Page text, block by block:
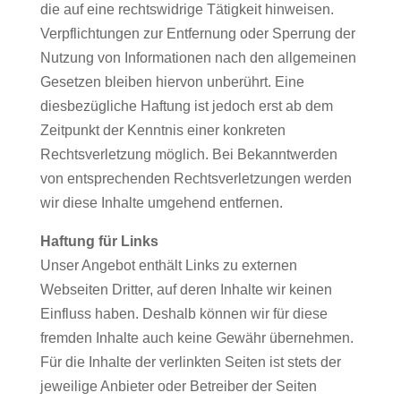
die auf eine rechtswidrige Tätigkeit hinweisen.
Verpflichtungen zur Entfernung oder Sperrung der
Nutzung von Informationen nach den allgemeinen
Gesetzen bleiben hiervon unberührt. Eine
diesbezügliche Haftung ist jedoch erst ab dem
Zeitpunkt der Kenntnis einer konkreten
Rechtsverletzung möglich. Bei Bekanntwerden
von entsprechenden Rechtsverletzungen werden
wir diese Inhalte umgehend entfernen.
Haftung für Links
Unser Angebot enthält Links zu externen
Webseiten Dritter, auf deren Inhalte wir keinen
Einfluss haben. Deshalb können wir für diese
fremden Inhalte auch keine Gewähr übernehmen.
Für die Inhalte der verlinkten Seiten ist stets der
jeweilige Anbieter oder Betreiber der Seiten